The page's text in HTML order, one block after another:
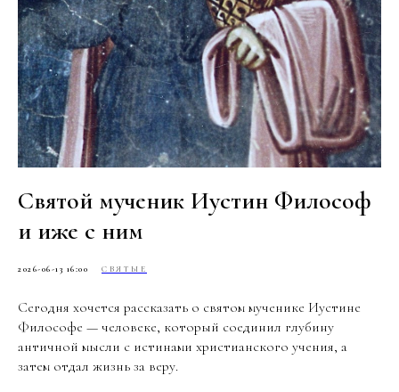
Святой мученик Иустин Философ
и иже с ним
2026-06-13 16:00 СВЯТЫЕ
Сегодня хочется рассказать о святом мученике Иустине
Философе — человеке, который соединил глубину
античной мысли с истинами христианского учения, а
затем отдал жизнь за веру.